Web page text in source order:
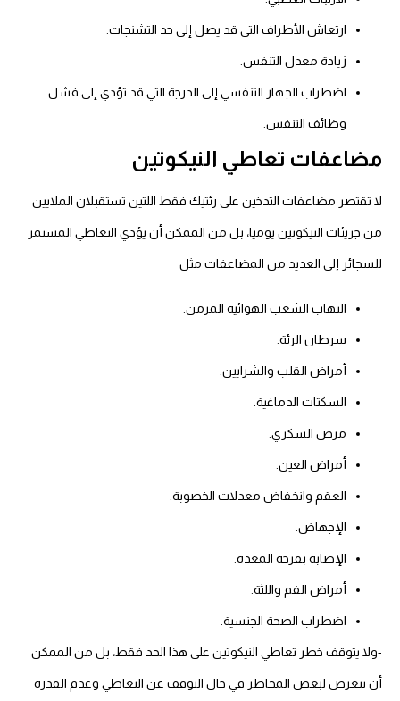
ارتعاش الأطراف التي قد يصل إلى حد التشنجات.
زيادة معدل التنفس.
اضطراب الجهاز التنفسي إلى الدرجة التي قد تؤدي إلى فشل
وظائف التنفس.
مضاعفات تعاطي النيكوتين
لا تقتصر مضاعفات التدخين على رئتيك فقط اللتين تستقبلان الملايين
من جزيئات النيكوتين يوميا، بل من الممكن أن يؤدي التعاطي المستمر
للسجائر إلى العديد من المضاعفات مثل
التهاب الشعب الهوائية المزمن.
سرطان الرئة.
أمراض القلب والشرايين.
السكتات الدماغية.
مرض السكري.
أمراض العين.
العقم وانخفاض معدلات الخصوبة.
الإجهاض.
الإصابة بقرحة المعدة.
أمراض الفم واللثة.
اضطراب الصحة الجنسية.
-ولا يتوقف خطر تعاطي النيكوتين على هذا الحد فقط، بل من الممكن
أن تتعرض لبعض المخاطر في حال التوقف عن التعاطي وعدم القدرة